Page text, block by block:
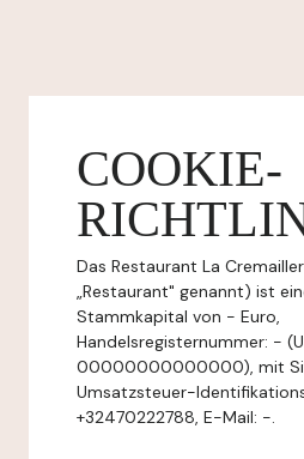
COOKIE-
Das Restaurant La
„Restaurant" genannt) ist
Stammkapital von - Euro,
Handelsregisternummer: -
00000000000000), mit
Umsatzsteuer-
+32470222788, E-Mail: -.